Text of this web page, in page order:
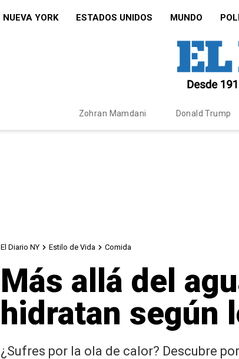
NUEVA YORK ESTADOS UNIDOS MUNDO
Zohran Mamdani Donald Trump
El Diario NY Estilo de Vida Comida
Más allá del
hidratan según
¿Sufres por la ola de calor? Descubre